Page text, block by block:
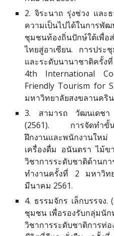
2. จิระนาถ รุ่งช่วง และธ
ความเป็นไปได้ในการพั
ชุมชนท้องถิ่นปักษ์ใต้เพื่อ
ไทยสู่อาเซียน. การประ
และระดับนานาชาติครั้
4th International
Friendly Tourism for
มหาวิทยาลัยสงขลานคริ
3. สามารถ วัฒนเดชา
(2561). การจัดทำขั้น
ฝึกงานและพนักงานใ
เครื่องดื่ม อนันตรา ไม้ข
วิชาการระดับชาติด้านกา
ทำงานครั้งที่ 2 มหาวิ
มีนาคม 2561.
4. ธรรมจักร เล็กบรรจง.
ชุมชน เพื่อรองรับกลุ่มนัก
วิชาการระดับชาติการ